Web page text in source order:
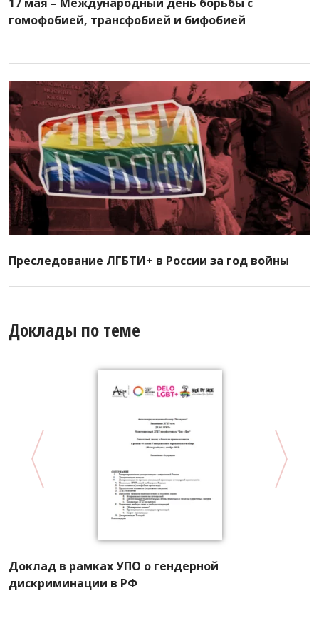
гомофобией, трансфобией и бифобией
Преследование ЛГБТИ+ в России за год войны
Доклады по теме
Доклад в рамках УПО о гендерной
дискриминации в РФ